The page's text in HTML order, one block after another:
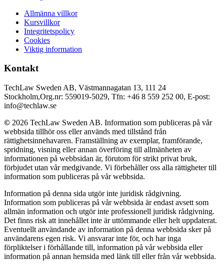
Allmänna villkor
Kursvillkor
Integritetspolicy
Cookies
Viktig information
Kontakt
TechLaw Sweden AB, Västmannagatan 13, 111 24
Stockholm,Org.nr: 559019-5029, Tfn: +46 8 559 252 00, E-post:
info@techlaw.se
© 2026 TechLaw Sweden AB. Information som publiceras på vår
webbsida tillhör oss eller används med tillstånd från
rättighetsinnehavaren. Framställning av exemplar, framförande,
spridning, visning eller annan överföring till allmänheten av
informationen på webbsidan är, förutom för strikt privat bruk,
förbjudet utan vår medgivande. Vi förbehåller oss alla rättigheter till
information som publiceras på vår webbsida.
Information på denna sida utgör inte juridisk rådgivning.
Information som publiceras på vår webbsida är endast avsett som
allmän information och utgör inte professionell juridisk rådgivning.
Det finns risk att innehållet inte är uttömmande eller helt uppdaterat.
Eventuellt användande av information på denna webbsida sker på
användarens egen risk. Vi ansvarar inte för, och har inga
förpliktelser i förhållande till, information på vår webbsida eller
information på annan hemsida med länk till eller från vår webbsida.